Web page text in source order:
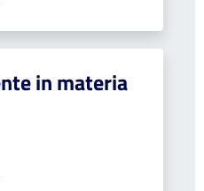
in materia